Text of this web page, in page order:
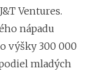
Ventures.
nápadu
výšky 300 000
mladých